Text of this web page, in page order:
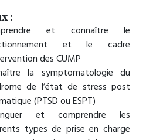
:
et connaître le
et le cadre
des CUMP
la symptomatologie du
de l’état de stress post
(PTSD ou ESPT)
et comprendre les
types de prise en charge